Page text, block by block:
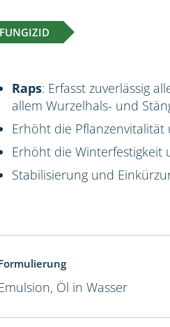
FUNGIZID
Raps: Erfasst zuverlässig
allem Wurzelhals- und
Erhöht die
Erhöht die Winterfestigkeit
Stabilisierung und
Öl in Wasser